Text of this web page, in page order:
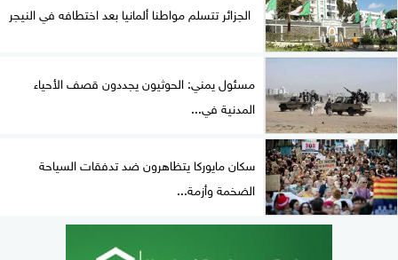
الجزائر تتسلم مواطنا ألمانيا بعد اختطافه في النيجر
مسئول يمني: الحوثيون يجددون قصف الأحياء
المدنية في...
سكان مايوركا يتظاهرون ضد تدفقات السياحة
الضخمة وأزمة...